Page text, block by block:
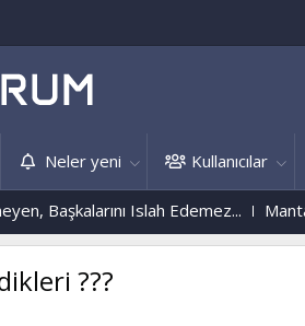
Neler yeni Kullanıcılar
Islah Edemez... Mantar
???